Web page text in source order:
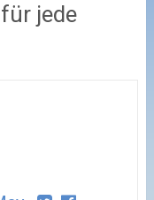
jede